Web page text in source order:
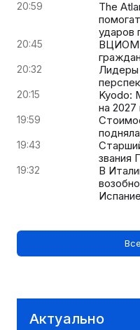
20:59
The
ударов
20:45
ВЦИОМ:
20:32
Лидеры
20:15
Kyodo:
на
19:59
19:43
звания
19:32
В
Актуально